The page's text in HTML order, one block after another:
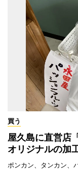
買う
屋久島に直営店
オリジナルの加
ポンカン、タンカン、